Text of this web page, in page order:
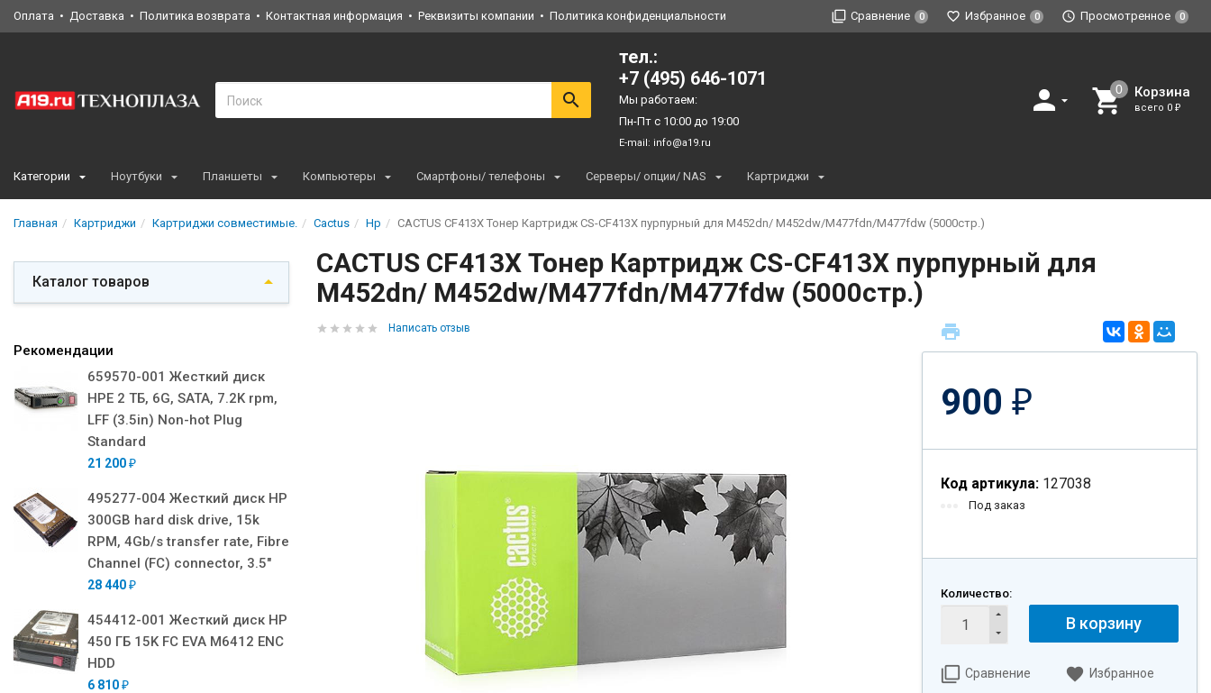
Оплата Доставка Политика возврата Контактная информация Реквизиты компании Политика конфиденциальности Сравнение 0 Избранное 0 Просмотренное 0
тел.:
+7 (495) 646-1071
Мы работаем:
Пн-Пт с 10:00 до 19:00
E-mail: info@a19.ru
Корзина
всего 0 ₽
Категории Ноутбуки Планшеты Компьютеры Смартфоны/ телефоны Серверы/ опции/ NAS Картриджи
Главная Картриджи Картриджи совместимые. Cactus Hp CACTUS CF413X Тонер Картридж CS-CF413X пурпурный для M452dn/ M452dw/M477fdn/M477fdw (5000стр.)
Каталог товаров
Рекомендации
659570-001 Жесткий диск
HPE 2 ТБ, 6G, SATA, 7.2K rpm,
LFF (3.5in) Non-hot Plug
Standard
21 200 ₽
495277-004 Жесткий диск HP
300GB hard disk drive, 15k
RPM, 4Gb/s transfer rate, Fibre
Channel (FC) connector, 3.5"
28 440 ₽
454412-001 Жесткий диск HP
450 ГБ 15K FC EVA M6412 ENC
HDD
6 810 ₽
CACTUS CF413X Тонер Картридж CS-CF413X пурпурный для
M452dn/ M452dw/M477fdn/M477fdw (5000стр.)
Написать отзыв
900 ₽
Код артикула: 127038
Под заказ
Количество:
В корзину
Сравнение Избранное